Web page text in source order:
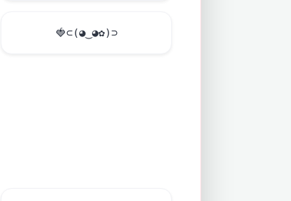
🍓⊂(◕‿◕✿)⊃